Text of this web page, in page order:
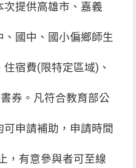
次提供高雄市、嘉義
國中、國小偏鄉師生
宿費(限特定區域)、
券。凡符合教育部公
申請補助，申請時間
，有意參與者可至線